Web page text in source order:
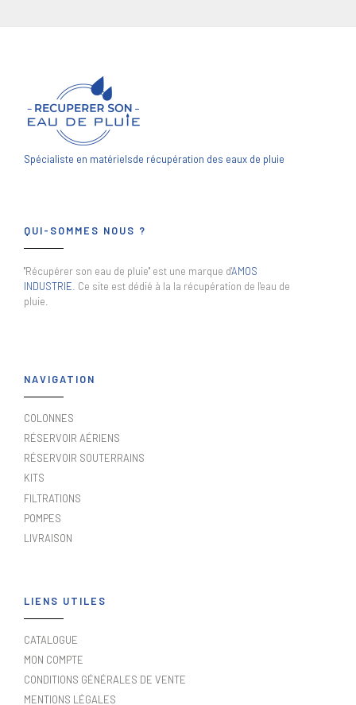
Spécialiste en matérielsde récupération des eaux de pluie
QUI-SOMMES NOUS ?
"Récupérer son eau de pluie" est une marque d'AMOS
INDUSTRIE . Ce site est dédié à la la récupération de l'eau de
pluie.
NAVIGATION
COLONNES
RÉSERVOIR AÉRIENS
RÉSERVOIR SOUTERRAINS
KITS
FILTRATIONS
POMPES
LIVRAISON
LIENS UTILES
CATALOGUE
MON COMPTE
CONDITIONS GÉNÉRALES DE VENTE
MENTIONS LÉGALES